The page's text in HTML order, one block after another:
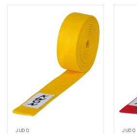
339,00 KM
JUDO JUDO